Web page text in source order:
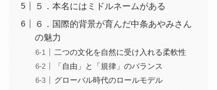
５．本名にはミドルネームがある
６．国際的背景が育んだ中条あやみさん
の魅力
二つの文化を自然に受け入れる柔軟性
「自由」と「規律」のバランス
グローバル時代のロールモデル